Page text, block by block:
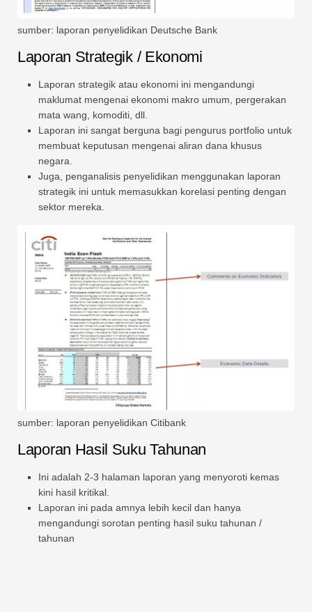
sumber: laporan penyelidikan Deutsche Bank
Laporan Strategik / Ekonomi
Laporan strategik atau ekonomi ini mengandungi
maklumat mengenai ekonomi makro umum, pergerakan
mata wang, komoditi, dll.
Laporan ini sangat berguna bagi pengurus portfolio untuk
membuat keputusan mengenai aliran dana khusus
negara.
Juga, penganalisis penyelidikan menggunakan laporan
strategik ini untuk memasukkan korelasi penting dengan
sektor mereka.
sumber: laporan penyelidikan Citibank
Laporan Hasil Suku Tahunan
Ini adalah 2-3 halaman laporan yang menyoroti kemas
kini hasil kritikal.
Laporan ini pada amnya lebih kecil dan hanya
mengandungi sorotan penting hasil suku tahunan /
tahunan